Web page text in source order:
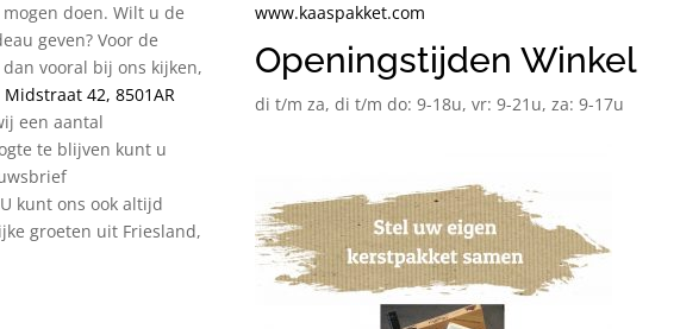
doen. Wilt u de
geven? Voor de
vooral bij ons kijken,
Midstraat 42, 8501AR
een aantal
te blijven kunt u
kunt ons ook altijd
groeten uit Friesland,
www.kaaspakket.com
Openingstijden Winkel
di t/m za, di t/m do: 9-18u, vr: 9-21u, za: 9-17u